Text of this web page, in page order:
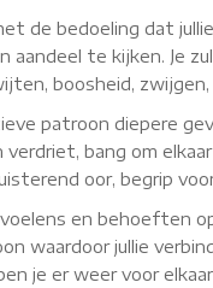
de bedoeling dat
te kijken. Je
boosheid,
patroon diepere
verdriet, bang om
oor, begrip
en behoeften
waardoor jullie
je er weer voor